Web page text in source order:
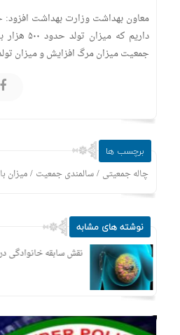
داریم که
جمعیت میزان مرگ افزایش و میزان
برچسب ها
چاله جمعیتی /سالمندی جمعیت /میزان
نوشته های مشابه
نقش سابقه خانوادگی